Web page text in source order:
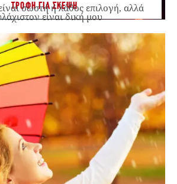
ΤΡΟΦΗ ΓΙΑ ΣΚΕΨΗ
σωστή ή λάθος επιλογή, αλλά
είναι δική μου